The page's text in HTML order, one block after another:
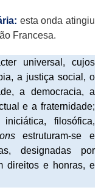
esta onda atingiu
Francesa.
universal, cujos
a justiça social, o
a democracia, a
e a fraternidade;
filosófica,
estruturam-se e
designadas por
direitos e honras, e